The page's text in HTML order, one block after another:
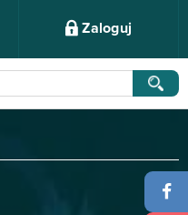
Zaloguj